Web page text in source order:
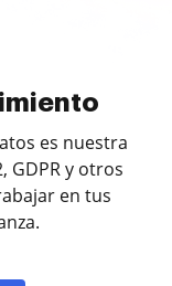
es nuestra
GDPR y otros
en tus